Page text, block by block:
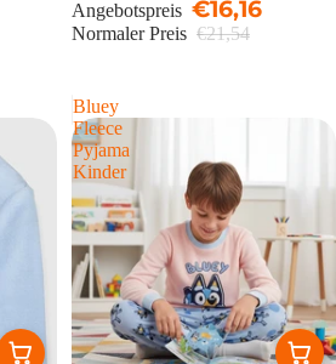
Angebotspreis €16,16
Normaler Preis €21,54
Bluey
Fleece
Pyjama
Kinder